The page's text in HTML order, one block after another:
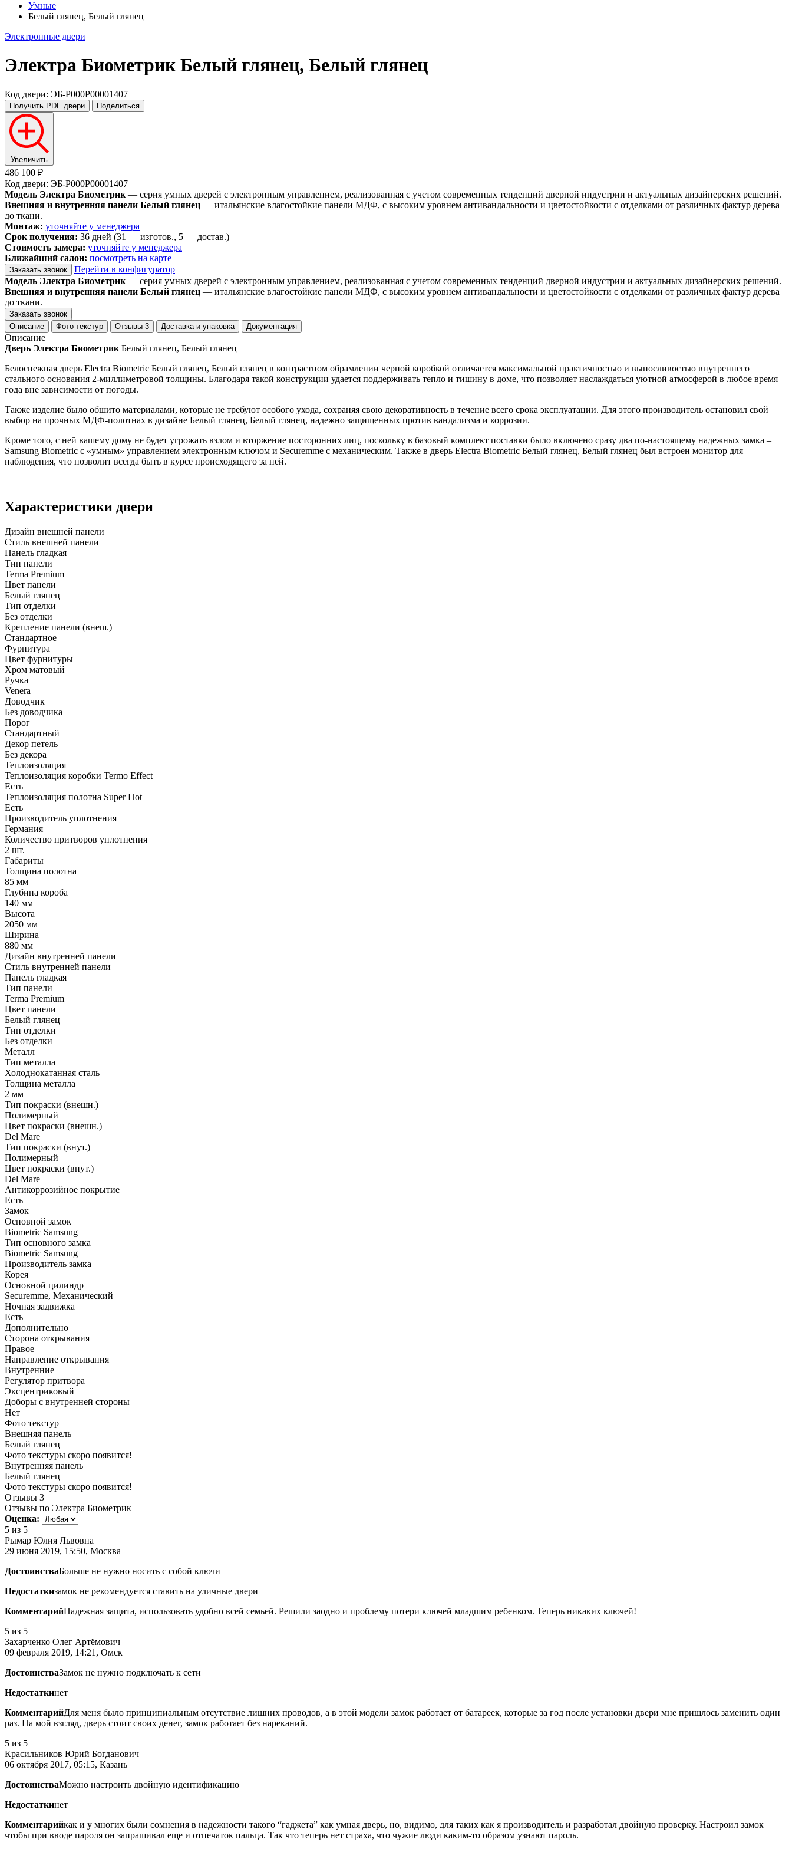
Умные
Белый глянец, Белый глянец
Электронные двери
Электра Биометрик Белый глянец, Белый глянец
Код двери: ЭБ-P000P00001407
Получить PDF двери Поделиться
Увеличить
486 100 ₽
Код двери: ЭБ-P000P00001407
Модель Электра Биометрик — серия умных дверей с электронным управлением, реализованная с учетом современных тенденций дверной индустрии и актуальных дизайнерских решений.
Внешняя и внутренняя панели Белый глянец — итальянские влагостойкие панели МДФ, с высоким уровнем антивандальности и цветостойкости с отделками от различных фактур дерева
до ткани.
Монтаж: уточняйте у менеджера
Срок получения: 36 дней (31 — изготов., 5 — достав.)
Стоимость замера: уточняйте у менеджера
Ближайший салон: посмотреть на карте
Заказать звонок
Перейти в конфигуратор
Модель Электра Биометрик — серия умных дверей с электронным управлением, реализованная с учетом современных тенденций дверной индустрии и актуальных дизайнерских решений.
Внешняя и внутренняя панели Белый глянец — итальянские влагостойкие панели МДФ, с высоким уровнем антивандальности и цветостойкости с отделками от различных фактур дерева
до ткани.
Заказать звонок
Описание
Фото текстур Отзывы 3 Доставка и упаковка Документация
Описание
Дверь Электра Биометрик Белый глянец, Белый глянец
Белоснежная дверь Electra Biometric Белый глянец, Белый глянец в контрастном обрамлении черной коробкой отличается максимальной практичностью и выносливостью внутреннего
стального основания 2-миллиметровой толщины. Благодаря такой конструкции удается поддерживать тепло и тишину в доме, что позволяет наслаждаться уютной атмосферой в любое время
года вне зависимости от погоды.
Также изделие было обшито материалами, которые не требуют особого ухода, сохраняя свою декоративность в течение всего срока эксплуатации. Для этого производитель остановил свой
выбор на прочных МДФ-полотнах в дизайне Белый глянец, Белый глянец, надежно защищенных против вандализма и коррозии.
Кроме того, с ней вашему дому не будет угрожать взлом и вторжение посторонних лиц, поскольку в базовый комплект поставки было включено сразу два по-настоящему надежных замка –
Samsung Biometric с «умным» управлением электронным ключом и Securemme с механическим. Также в дверь Electra Biometric Белый глянец, Белый глянец был встроен монитор для
наблюдения, что позволит всегда быть в курсе происходящего за ней.
Характеристики двери
Дизайн внешней панели
Стиль внешней панели
Панель гладкая
Тип панели
Terma Premium
Цвет панели
Белый глянец
Тип отделки
Без отделки
Крепление панели (внеш.)
Стандартное
Фурнитура
Цвет фурнитуры
Хром матовый
Ручка
Venera
Доводчик
Без доводчика
Порог
Стандартный
Декор петель
Без декора
Теплоизоляция
Теплоизоляция коробки Termo Effect
Есть
Теплоизоляция полотна Super Нot
Есть
Производитель уплотнения
Германия
Количество притворов уплотнения
2 шт.
Габариты
Толщина полотна
85 мм
Глубина короба
140 мм
Высота
2050 мм
Ширина
880 мм
Дизайн внутренней панели
Стиль внутренней панели
Панель гладкая
Тип панели
Terma Premium
Цвет панели
Белый глянец
Тип отделки
Без отделки
Металл
Тип металла
Холоднокатанная сталь
Толщина металла
2 мм
Тип покраски (внешн.)
Полимерный
Цвет покраски (внешн.)
Del Mare
Тип покраски (внут.)
Полимерный
Цвет покраски (внут.)
Del Mare
Антикоррозийное покрытие
Есть
Замок
Основной замок
Biometric Samsung
Тип основного замка
Biometric Samsung
Производитель замка
Корея
Основной цилиндр
Securemme, Механический
Ночная задвижка
Есть
Дополнительно
Сторона открывания
Правое
Направление открывания
Внутренние
Регулятор притвора
Эксцентриковый
Доборы с внутренней стороны
Нет
Фото текстур
Внешняя панель
Белый глянец
Фото текстуры скоро появится!
Внутренняя панель
Белый глянец
Фото текстуры скоро появится!
Отзывы 3
Отзывы по Электра Биометрик
Оценка:
5 из 5
Рымар Юлия Львовна
29 июня 2019, 15:50, Москва
ДостоинстваБольше не нужно носить с собой ключи
Недостаткизамок не рекомендуется ставить на уличные двери
КомментарийНадежная защита, использовать удобно всей семьей. Решили заодно и проблему потери ключей младшим ребенком. Теперь никаких ключей!
5 из 5
Захарченко Олег Артёмович
09 февраля 2019, 14:21, Омск
ДостоинстваЗамок не нужно подключать к сети
Недостаткинет
КомментарийДля меня было принципиальным отсутствие лишних проводов, а в этой модели замок работает от батареек, которые за год после установки двери мне пришлось заменить один
раз. На мой взгляд, дверь стоит своих денег, замок работает без нареканий.
5 из 5
Красильников Юрий Богданович
06 октября 2017, 05:15, Казань
ДостоинстваМожно настроить двойную идентификацию
Недостаткинет
Комментарийкак и у многих были сомнения в надежности такого “гаджета” как умная дверь, но, видимо, для таких как я производитель и разработал двойную проверку. Настроил замок
чтобы при вводе пароля он запрашивал еще и отпечаток пальца. Так что теперь нет страха, что чужие люди каким-то образом узнают пароль.